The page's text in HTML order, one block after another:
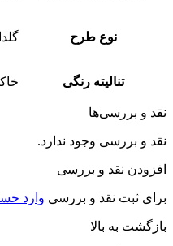
نوع طرح
تنالیته رنگی
و بررسی‌ها
و بررسی وجود ندارد.
نقد و بررسی
ثبت نقد و بررسی وارد
به بالا